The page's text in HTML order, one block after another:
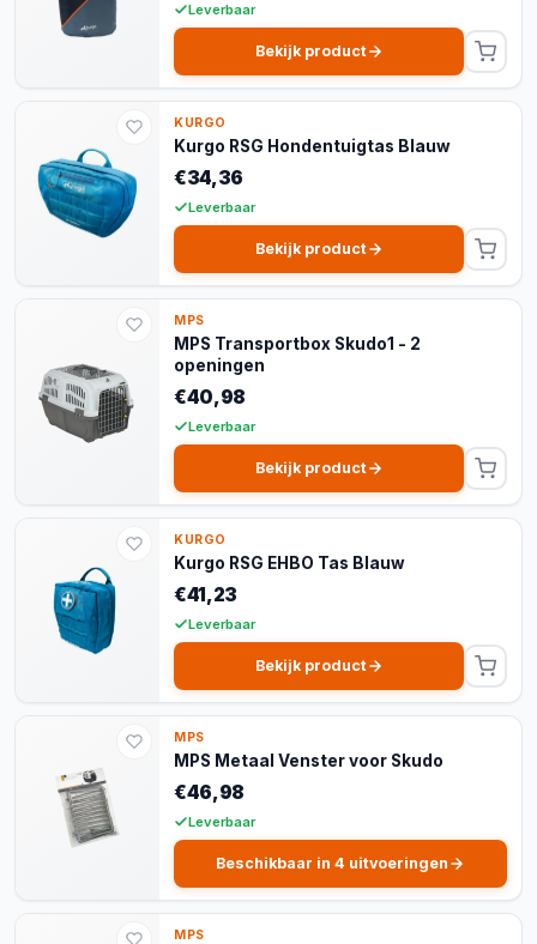
Leverbaar
Bekijk product
KURGO
Kurgo RSG Hondentuigtas Blauw
€34,36
Leverbaar
Bekijk product
MPS
MPS Transportbox Skudo1 - 2
openingen
€40,98
Leverbaar
Bekijk product
KURGO
Kurgo RSG EHBO Tas Blauw
€41,23
Leverbaar
Bekijk product
MPS
MPS Metaal Venster voor Skudo
€46,98
Leverbaar
Beschikbaar in 4 uitvoeringen
MPS